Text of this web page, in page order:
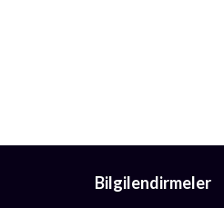
Bilgilendirmeler